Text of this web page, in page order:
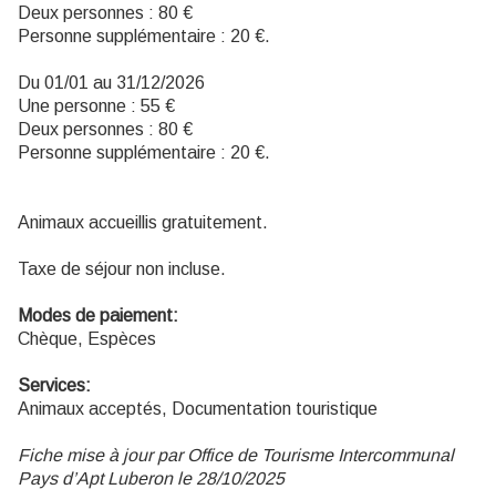
Deux personnes : 80 €
Personne supplémentaire : 20 €.
Du 01/01 au 31/12/2026
Une personne : 55 €
Deux personnes : 80 €
Personne supplémentaire : 20 €.
Animaux accueillis gratuitement.
Taxe de séjour non incluse.
Modes de paiement:
Chèque, Espèces
Services:
Animaux acceptés, Documentation touristique
Fiche mise à jour par Office de Tourisme Intercommunal
Pays d’Apt Luberon le 28/10/2025